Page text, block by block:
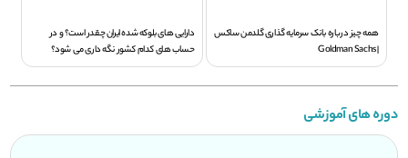
همه چیز درباره بانک سرمایه گذاری گلدمن ساکس
| Goldman Sachs
دارایی های بلوکه شده ایران چقدر است؟ و در
حساب های کدام کشور نگه داری می شود؟
دوره های آموزشی